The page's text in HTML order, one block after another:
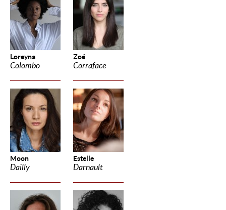
Loreyna
Colombo
Zoé
Corraface
Moon
Dailly
Estelle
Darnault